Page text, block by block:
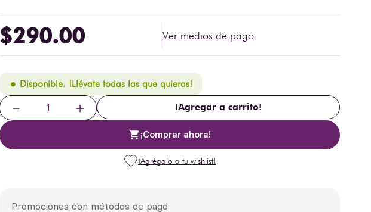
$290.00 Ver medios de pago
Disponible. ¡Llévate todas las que quieras!
＋
－ ¡Agregar a carrito!
¡Comprar ahora!
Promociones con métodos de pago